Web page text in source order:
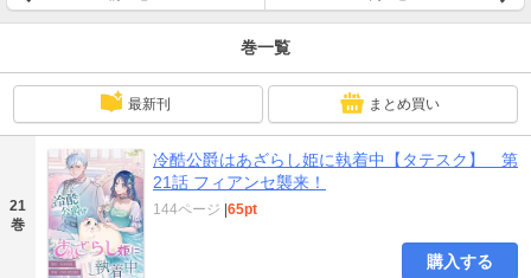
巻一覧
最新刊 まとめ買い
21
巻
冷酷公爵はあざらし姫に執着中【タテスク】 第
21話 フィアンセ襲来！
144ページ |65pt
購入する